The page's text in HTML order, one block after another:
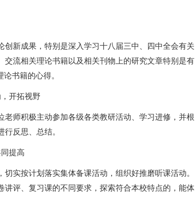
新成果，特别是深入学习十八届三中、四中全会有关
流相关理论书籍以及相关刊物上的研究文章特别是有
书籍的心得。
开拓视野
师积极主动参加各级各类教研活动、学习进修，并根
反思、总结。
提高
实按计划落实集体备课活动，组织好推磨听课活动。
评、复习课的不同要求，探索符合本校特点的，能体